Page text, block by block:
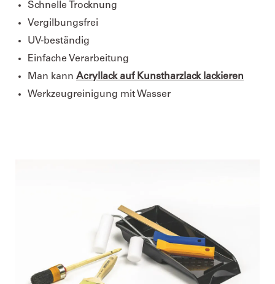
Schnelle Trocknung
Vergilbungsfrei
UV-beständig
Einfache Verarbeitung
Man kann Acryllack auf Kunstharzlack lackieren
Werkzeugreinigung mit Wasser